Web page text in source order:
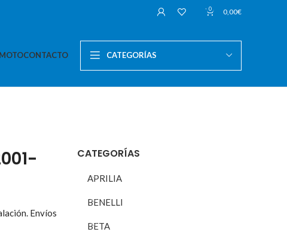
0 0,00€
CONTACTO CATEGORÍAS
CATEGORÍAS
APRILIA
BENELLI
BETA
Envíos